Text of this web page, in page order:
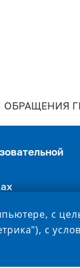
ОБРАЩЕНИЯ
и высшего
с
с